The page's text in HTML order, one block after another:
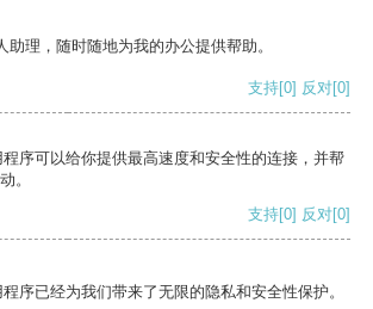
助理，随时随地为我的办公提供帮助。
支持[0] 反对[0]
序可以给你提供最高速度和安全性的连接，并帮
。
支持[0] 反对[0]
序已经为我们带来了无限的隐私和安全性保护。